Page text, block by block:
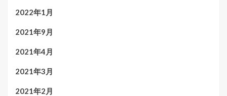
2022年1月
2021年9月
2021年4月
2021年3月
2021年2月